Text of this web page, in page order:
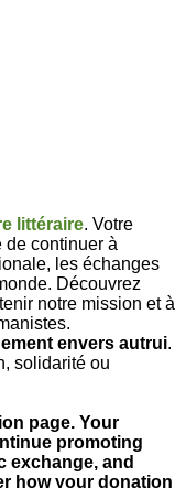
littéraire. Votre
de continuer à
les échanges
Découvrez
notre mission et à
envers autrui.
solidarité ou
page. Your
promoting
exchange, and
how your donation